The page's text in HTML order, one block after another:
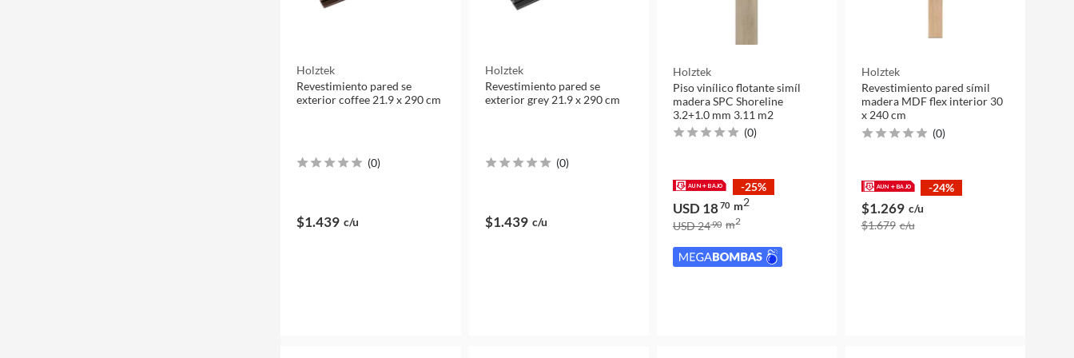
Holztek
Revestimiento pared se
exterior coffee 21.9 x 290 cm
(0)
$1.439 c/u
Holztek
Revestimiento pared se
exterior grey 21.9 x 290 cm
(0)
$1.439 c/u
Holztek
Piso vinílico flotante simíl
madera SPC Shoreline
3.2+1.0 mm 3.11 m2
(0)
-25%
USD 1870 m2
USD 2490 m2
Holztek
Revestimiento pared símil
madera MDF flex interior 30
x 240 cm
(0)
-24%
$1.269 c/u
$1.679 c/u